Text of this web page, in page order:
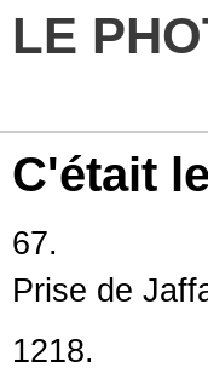
LE
C'était
67.
Prise de
1218.